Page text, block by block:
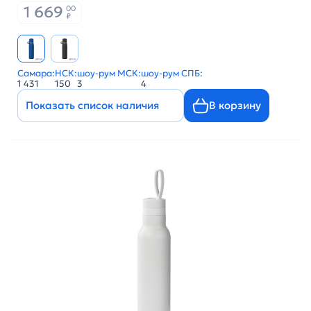
1 669 00
₽
Самара:
1 431
НСК:
150
шоу-рум МСК:
3
шоу-рум СПБ:
4
Показать список наличия В корзину